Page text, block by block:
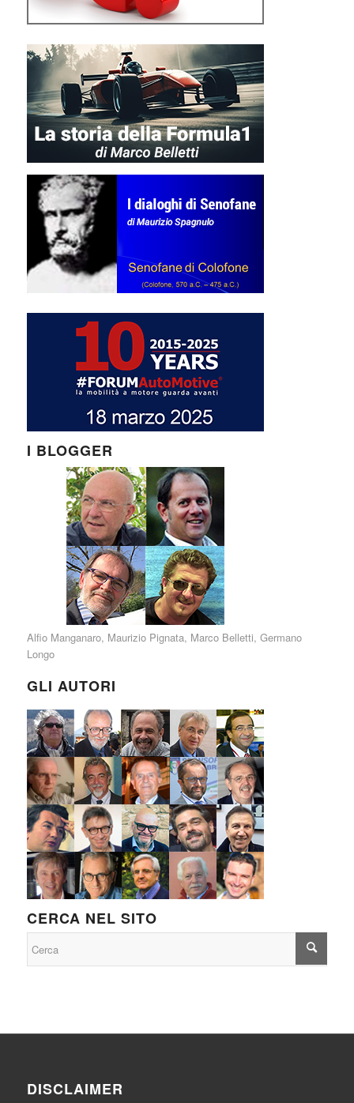
I BLOGGER
Alfio Manganaro, Maurizio Pignata, Marco Belletti, Germano
Longo
GLI AUTORI
CERCA NEL SITO
DISCLAIMER